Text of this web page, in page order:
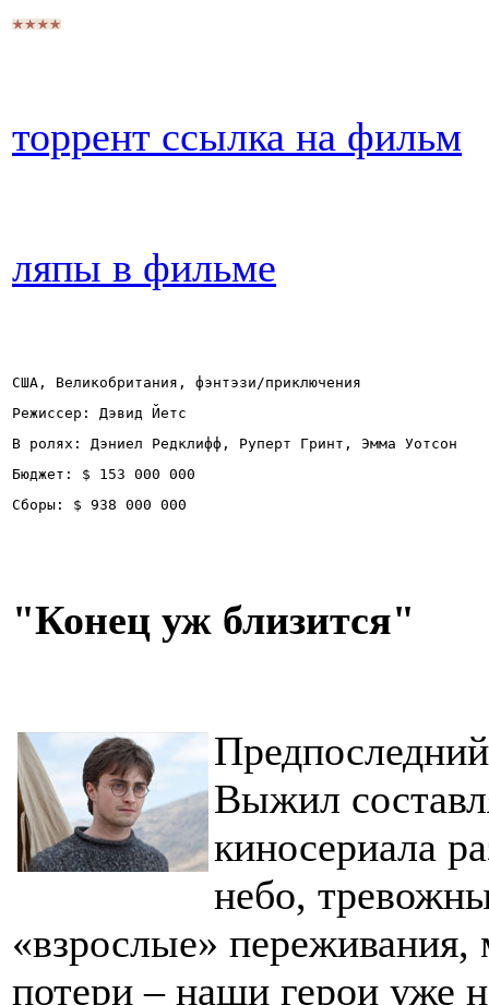
торрент ссылка на фильм
ляпы в фильме
США, Великобритания, фэнтэзи/приключения
Режиссер: Дэвид Йетс
В ролях: Дэниел Редклифф, Руперт Гринт, Эмма Уотсон
Бюджет: $ 153 000 000
Сборы: $ 938 000 000
"Конец уж близится"
Выжил
киносериала
небо,
«взрослые»
потери – наши герои уже